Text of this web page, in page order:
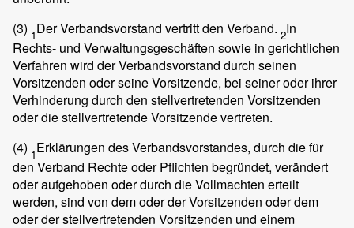
(3) 1Der Verbandsvorstand vertritt den Verband. 2In
Rechts- und Verwaltungsgeschäften sowie in gerichtlichen
Verfahren wird der Verbandsvorstand durch seinen
Vorsitzenden oder seine Vorsitzende, bei seiner oder ihrer
Verhinderung durch den stellvertretenden Vorsitzenden
oder die stellvertretende Vorsitzende vertreten.
(4) 1Erklärungen des Verbandsvorstandes, durch die für
den Verband Rechte oder Pflichten begründet, verändert
oder aufgehoben oder durch die Vollmachten erteilt
werden, sind von dem oder der Vorsitzenden oder dem
oder der stellvertretenden Vorsitzenden und einem